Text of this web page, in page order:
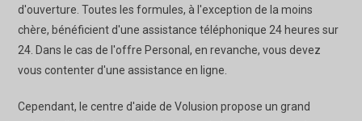
d'ouverture. Toutes les formules, à l'exception de la moins
chère, bénéficient d'une assistance téléphonique 24 heures sur
24. Dans le cas de l'offre Personal, en revanche, vous devez
vous contenter d'une assistance en ligne.
Cependant, le centre d'aide de Volusion propose un grand